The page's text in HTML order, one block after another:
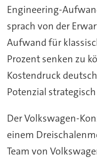
Engineering-
sprach von der
Aufwand für
Prozent senken zu
Kostendruck
Potenzial
Der Volkswagen-
einem
Team von